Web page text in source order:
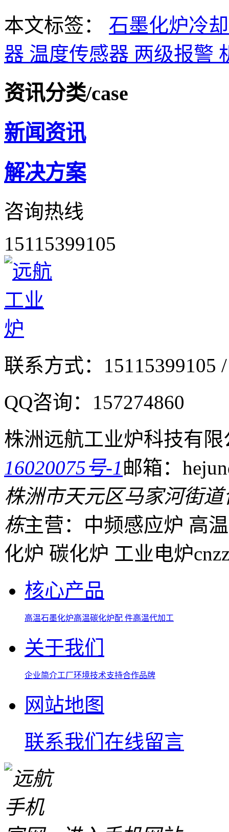
本文标签： 石墨化炉冷
器 温度传感器 两级报警
资讯分类/case
新闻资讯
解决方案
咨询热线
15115399105
联系方式： 15115399105
QQ咨询： 157274860
株洲远航工业炉科技有限
16020075号-1邮箱：
株洲市天元区马家河街
栋主营：中频感应炉 高
化炉 碳化炉 工业电炉
核心产品
高温石墨化炉高温碳化炉配 件高温代加工
关于我们
企业简介工厂环境技术支持合作品牌
网站地图
联系我们 在线留言